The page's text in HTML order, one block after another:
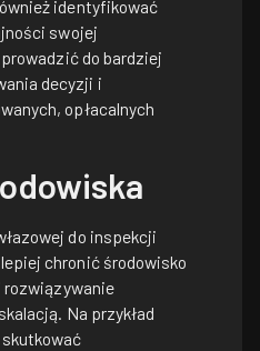
identyfikować
swojej
do bardziej
decyzji i
opłacalnych
do inspekcji
chronić środowisko
Na przykład